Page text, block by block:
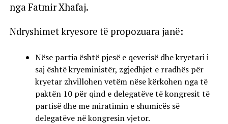
nga Fatmir Xhafaj.
Ndryshimet kryesore të propozuara janë:
Nëse partia është pjesë e qeverisë dhe kryetari i
saj është kryeministër, zgjedhjet e rradhës për
kryetar zhvillohen vetëm nëse kërkohen nga të
paktën 10 për qind e delegatëve të kongresit të
partisë dhe me miratimin e shumicës së
delegatëve në kongresin vjetor.